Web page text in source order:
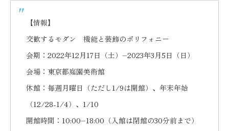
【情報】
交歓するモダン 機能と装飾のポリフォニー
会期：2022年12月17日（土）–2023年3月5日（日）
会場：東京都庭園美術館
休館：毎週月曜日（ただし1/9は開館）、年末年始
（12/28-1/4）、1/10
開館時間：10:00–18:00（入館は閉館の30分前まで）